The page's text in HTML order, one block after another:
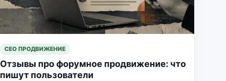
СЕО ПРОДВИЖЕНИЕ
Отзывы про форумное продвижение: что
пишут пользователи